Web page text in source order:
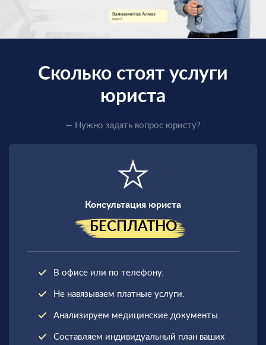
Единственный
получить
военный билет
Сколько стоят услуги
юриста
— Нужно задать вопрос юристу?
Консультация юриста
БЕСПЛАТНО
В офисе или по телефону.
Не навязываем платные услуги.
Анализируем медицинские документы.
Составляем индивидуальный план ваших